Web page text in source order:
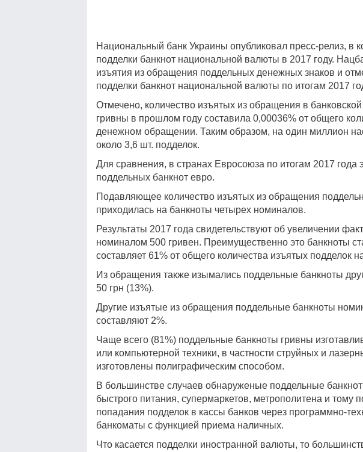
Национальный банк Украины опубликовал пресс-релиз, в
подделки банкнот национальной валюты в 2017 году.
изъятия из обращения поддельных денежных знаков и
подделки банкнот национальной валюты по итогам 2017
Отмечено, количество изъятых из обращения в
гривны в прошлом году составила 0,00036% от общего
денежном обращении. Таким образом, на один миллион
около 3,6 шт. подделок.
Для сравнения, в странах Евросоюза по итогам 2017 года
поддельных банкнот евро.
Подавляющее количество изъятых из обращения
приходилась на банкноты четырех номиналов.
Результаты 2017 года свидетельствуют об увеличении
номиналом 500 гривен. Преимущественно это банкноты
составляет 61% от общего количества изъятых подделок
Из обращения также изымались поддельные банкноты
50 грн (13%).
Другие изъятые из обращения поддельные банкноты
составляют 2%.
Чаще всего (81%) поддельные банкноты гривны
или компьютерной техники, в частности струйных и
изготовлены полиграфическим способом.
В большинстве случаев обнаруженые поддельные
быстрого питания, супермаркетов, метрополитена и тому
попадания подделок в кассы банков через программно-
банкоматы с функцией приема наличных.
Что касается подделки иностранной валюты, то